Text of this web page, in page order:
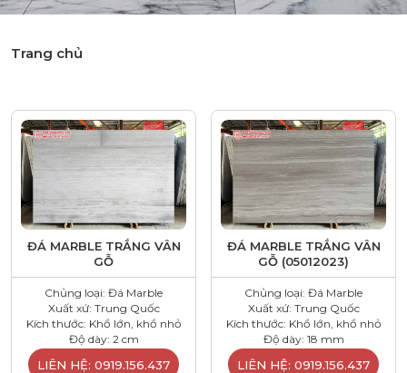
Trang chủ
ĐÁ MARBLE TRẮNG VÂN
GỖ
Chủng loại: Đá Marble
Xuất xứ: Trung Quốc
Kích thước: Khổ lớn, khổ nhỏ
Độ dày: 2 cm
LIÊN HỆ: 0919.156.437
ĐÁ MARBLE TRẮNG VÂN
GỖ (05012023)
Chủng loại: Đá Marble
Xuất xứ: Trung Quốc
Kích thước: Khổ lớn, khổ nhỏ
Độ dày: 18 mm
LIÊN HỆ: 0919.156.437